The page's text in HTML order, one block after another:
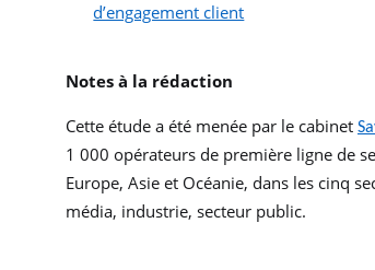
d’engagement client
Notes à la rédaction
Cette étude a été menée par le cabinet
1 000 opérateurs de première ligne de
Europe, Asie et Océanie, dans les cinq
média, industrie, secteur public.